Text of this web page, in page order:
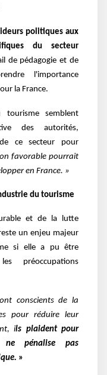
politiques aux
du secteur
de pédagogie et de
l'importance
la France.
tourisme semblent
des autorités,
ce secteur pour
favorable pourrait
en France. »
du tourisme
et de la lutte
un enjeu majeur
si elle a pu être
préoccupations
conscients de la
pour réduire leur
ils plaident pour
ne pénalise pas
»